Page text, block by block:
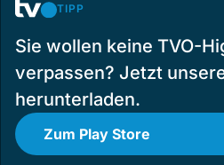
TIPP
Sie wollen keine TVO-
verpassen? Jetzt
herunterladen.
Zum Play Store